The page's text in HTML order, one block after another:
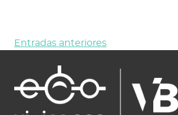
Navegación
entradas
Entradas anteriores